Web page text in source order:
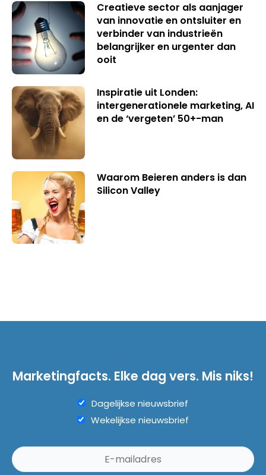
Creatieve sector als aanjager
van innovatie en ontsluiter en
verbinder van industrieën
belangrijker en urgenter dan
ooit
Inspiratie uit Londen:
intergenerationele marketing, AI
en de ‘vergeten’ 50+-man
Waarom Beieren anders is dan
Silicon Valley
Marketingfacts. Elke dag vers. Mis niks!
Dagelijkse nieuwsbrief
Wekelijkse nieuwsbrief